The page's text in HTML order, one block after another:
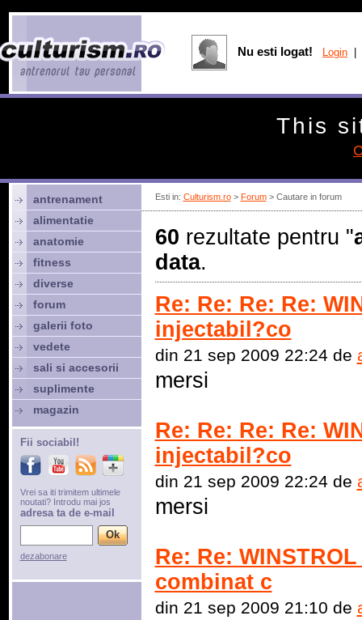
Esti in: Culturism.ro> Forum> Cautare in forum
60 rezultate pentru "
data.
Re: Re: Re: Re:
injectabil?co
din 21 sep 2009 22:24 de
mersi
Re: Re: Re: Re:
injectabil?co
din 21 sep 2009 22:24 de
mersi
Re: Re:
combinat c
din 21 sep 2009 21:10 de
antrenament
alimentatie
anatomie
fitness
diverse
forum
galerii foto
vedete
sali si accesorii
suplimente
magazin
Fii sociabil!
Vrei sa iti trimitem ultimele
noutati? Introdu mai jos
adresa ta de e-mail
dezabonare
Nu esti logat! Login
This